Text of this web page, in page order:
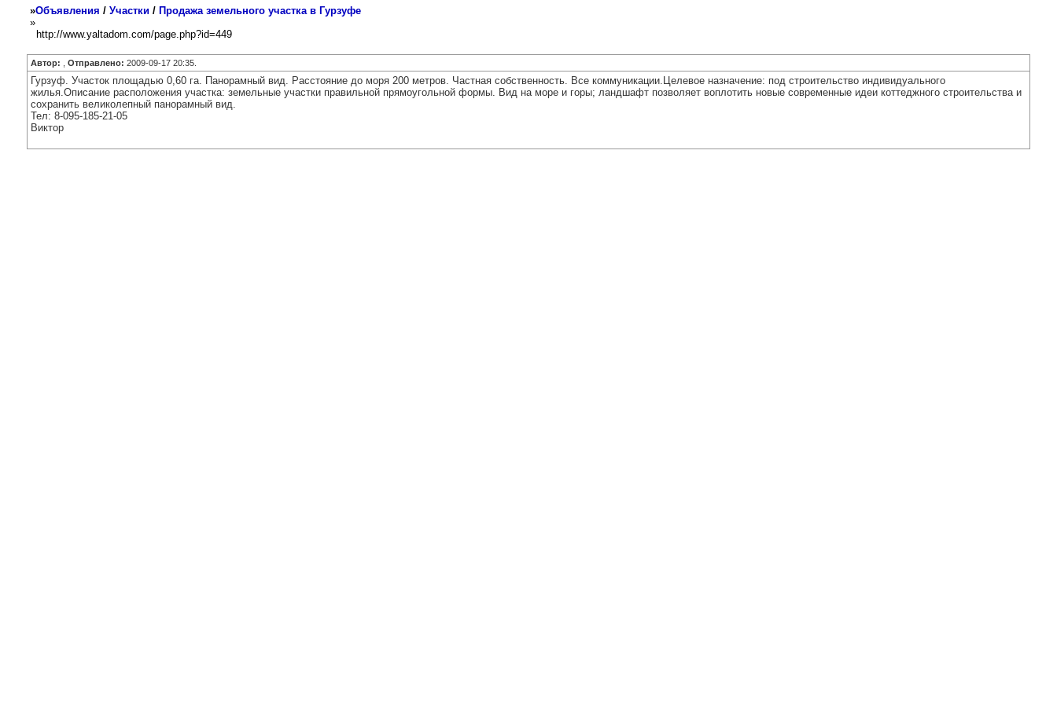
»Объявления / Участки / Продажа земельного участка в Гурзуфе
»
http://www.yaltadom.com/page.php?id=449
Автор: Отправлено: 2009-09-17 20:35.
Гурзуф. Участок площадью 0,60 га. Панорамный вид. Расстояние до моря 200 метров. Частная собственность. Все коммуникации.Целевое назначение: под строительство индивидуального
жилья.Описание расположения участка: земельные участки правильной прямоугольной формы. Вид на море и горы; ландшафт позволяет воплотить новые современные идеи коттеджного строительства и
сохранить великолепный панорамный вид.
Тел: 8-095-185-21-05
Виктор